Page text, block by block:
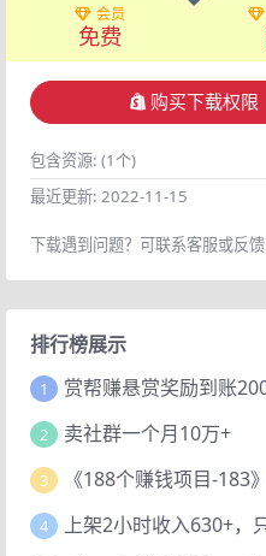
会员
免费
购买下载权限
包含资源: (1个)
最近更新: 2022-11-15
下载遇到问题？可联系客服或反馈
排行榜展示
1
2 卖社群一个月10万+
3
4